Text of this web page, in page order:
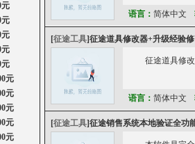
元
元
元
元
元
语言： 简体中文
[征途工具]征途道具修改器+升级经验
征途道具修
语言： 简体中文
[征途工具]征途销售系统本地验证全功